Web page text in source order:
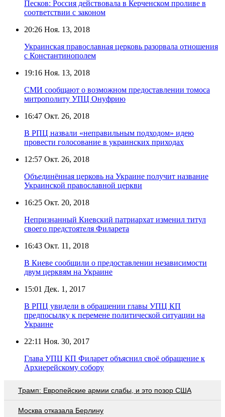
Песков: Россия действовала в Керченском проливе в
соответствии с законом
20:26 Ноя. 13, 2018
Украинская православная церковь разорвала отношения
с Константинополем
19:16 Ноя. 13, 2018
СМИ сообщают о возможном предоставлении томоса
митрополиту УПЦ Онуфрию
16:47 Окт. 26, 2018
В РПЦ назвали «неправильным подходом» идею
провести голосование в украинских приходах
12:57 Окт. 26, 2018
Объединённая церковь на Украине получит название
Украинской православной церкви
16:25 Окт. 20, 2018
Непризнанный Киевский патриархат изменил титул
своего предстоятеля Филарета
16:43 Окт. 11, 2018
В Киеве сообщили о предоставлении независимости
двум церквям на Украине
15:01 Дек. 1, 2017
В РПЦ увидели в обращении главы УПЦ КП
предпосылку к перемене политической ситуации на
Украине
22:11 Ноя. 30, 2017
Глава УПЦ КП Филарет объяснил своё обращение к
Архиерейскому собору
Трамп: Европейские армии слабы, и это позор США
Москва отказала Берлину